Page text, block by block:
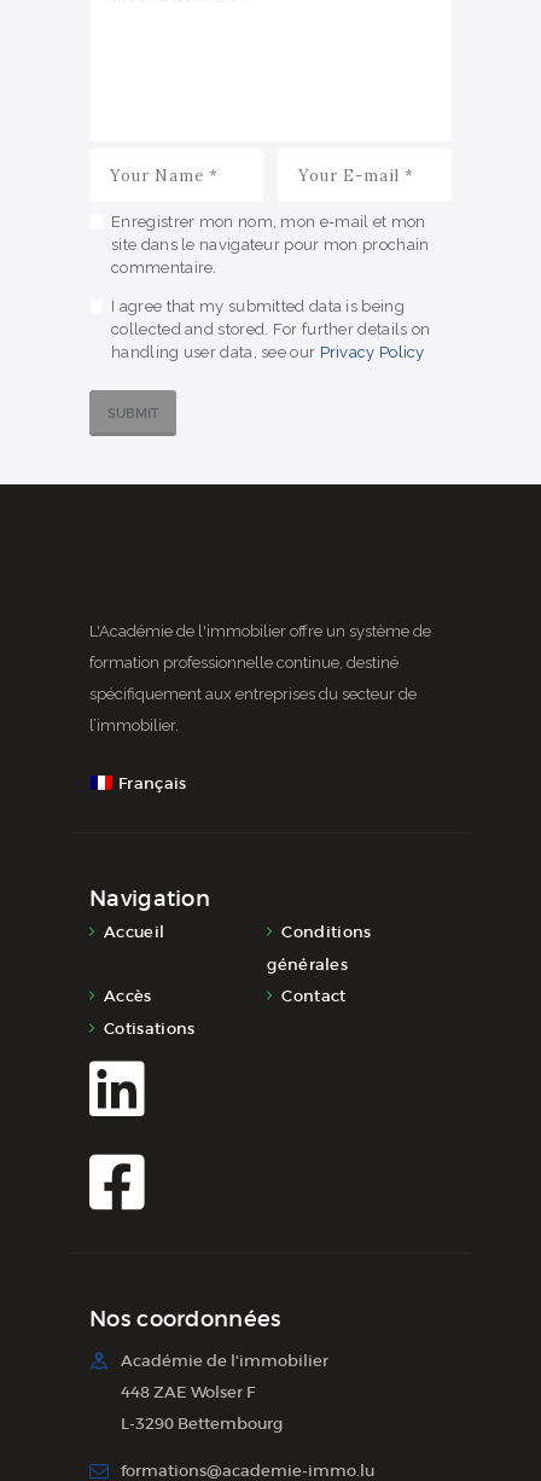
Enregistrer mon nom, mon e-mail et mon
site dans le navigateur pour mon prochain
commentaire.
I agree that my submitted data is being
collected and stored. For further details on
handling user data, see our Privacy Policy
L'Académie de l'immobilier offre un système de
formation professionnelle continue, destiné
spécifiquement aux entreprises du secteur de
l’immobilier.
Français
Navigation
Accueil
Conditions
générales
Accès
Contact
Cotisations
Nos coordonnées
Académie de l'immobilier
448 ZAE Wolser F
L-3290 Bettembourg
formations@academie-immo.lu